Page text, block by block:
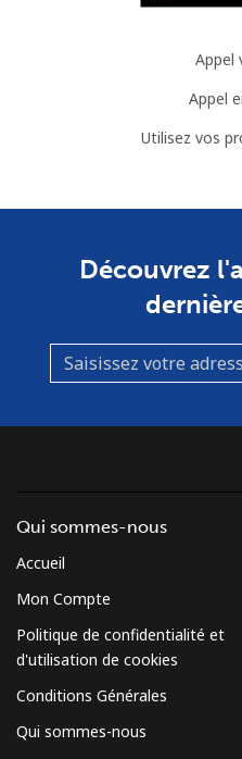
Appel
Appel
Utilisez vos
Découvrez
Qui sommes-nous
Accueil
Mon Compte
Politique de confidentialité et
d'utilisation de cookies
Conditions Générales
Qui sommes-nous